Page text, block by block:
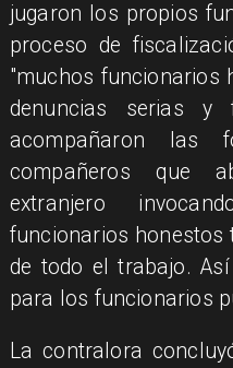
jugaron los propios
proceso de
"muchos funcionarios
denuncias serias y
acompañaron las
compañeros que
extranjero
funcionarios honestos
de todo el trabajo.
para los funcionarios
La contralora